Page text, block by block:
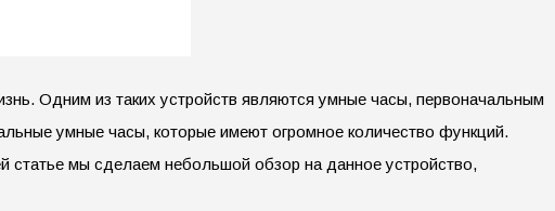
Одним из таких устройств являются умные часы, первоначальным
умные часы, которые имеют огромное количество функций.
статье мы сделаем небольшой обзор на данное устройство,